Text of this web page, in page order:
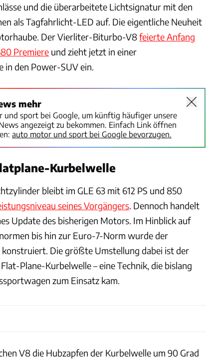
und die überarbeitete Lichtsignatur mit den
als Tagfahrlicht-LED auf. Die eigentliche Neuheit
Der Vierliter-Biturbo-V8feierte Anfang
Premiere und zieht jetzt in einer
in den Power-SUV ein.
mehr
und sport bei Google, um künftig häufiger unsere
angezeigt zu bekommen. Einfach Link öffnen
auto motor und sport bei Google bevorzugen.
Kurbelwelle
bleibt im GLE 63 mit 612 PS und 850
seines Vorgängers. Dennoch handelt
Update des bisherigen Motors. Im Hinblick auf
bis hin zur Euro-7-Norm wurde der
Die größte Umstellung dabei ist der
Plane-Kurbelwelle – eine Technik, die bislang
zum Einsatz kam.
V8 die Hubzapfen der Kurbelwelle um 90 Grad